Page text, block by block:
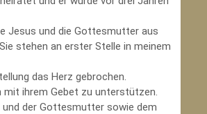
Jesus und die Gottesmutter aus
stehen an erster Stelle in meinem
das Herz gebrochen.
mit ihrem Gebet zu unterstützen.
und der Gottesmutter sowie dem